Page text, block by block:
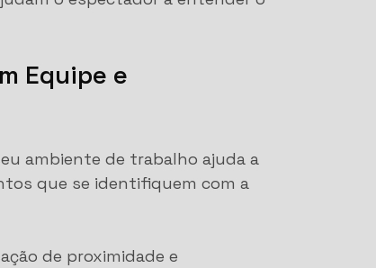
Equipe e
ambiente de trabalho ajuda a
que se identifiquem com a
de proximidade e